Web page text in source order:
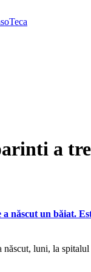
a
născut un băiat.
născut, luni, la